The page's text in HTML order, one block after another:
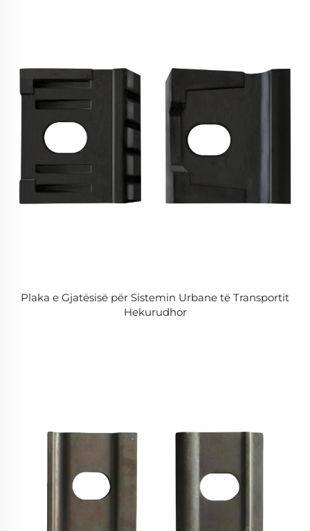
Plaka e Gjatësisë për Sistemin Urbane të Transportit
Hekurudhor